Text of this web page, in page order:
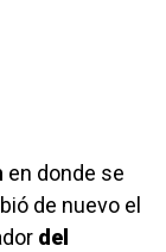
en donde se
de nuevo el
del